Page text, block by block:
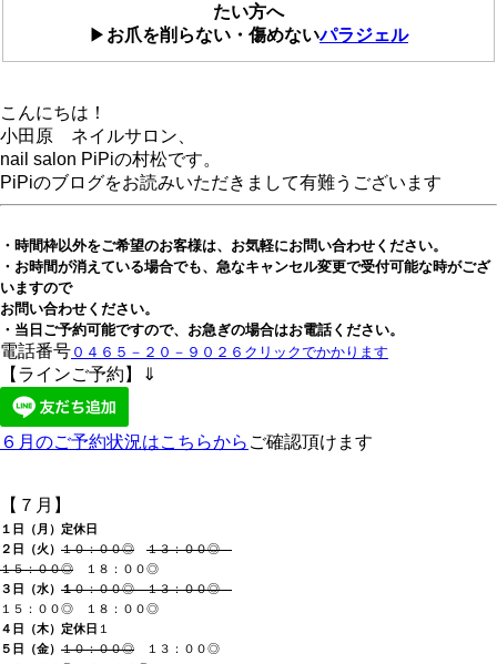
たい方へ
▶ お爪を削らない・傷めないパラジェル
こんにちは！
小田原 ネイルサロン、
nail salon PiPiの村松です。
PiPiのブログをお読みいただきまして有難うございます
・時間枠以外をご希望のお客様は、お気軽にお問い合わせください。
・お時間が消えている場合でも、急なキャンセル変更で受付可能な時がござ
いますので
お問い合わせください。
・当日ご予約可能ですので、お急ぎの場合はお電話ください。
電話番号 ０４６５－２０－９０２６クリックでかかります
【ラインご予約】⇓
６月のご予約状況はこちらから ご確認頂けます
【７月】
１日（月 ）定休日
２日（火） １０：００◎
１３：００◎
１５：００◎ １８：００◎
３日（水） １０：００◎ １３：００◎
１５：００◎ １８：００◎
４日（木） 定休日 １
５日（金） １０：００◎ １３：００◎